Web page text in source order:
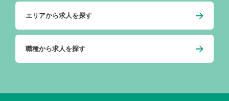
エリアから求人を探す
職種から求人を探す